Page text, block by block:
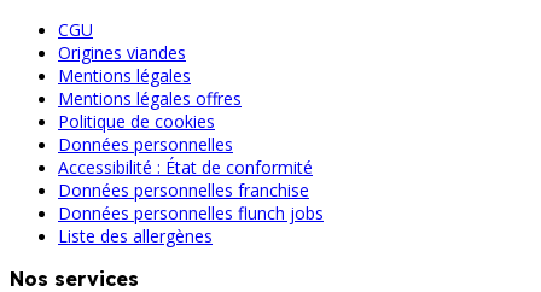
CGU
Origines viandes
Mentions légales
Mentions légales offres
Politique de cookies
Données personnelles
Accessibilité : État de conformité
Données personnelles franchise
Données personnelles flunch jobs
Liste des allergènes
Nos services